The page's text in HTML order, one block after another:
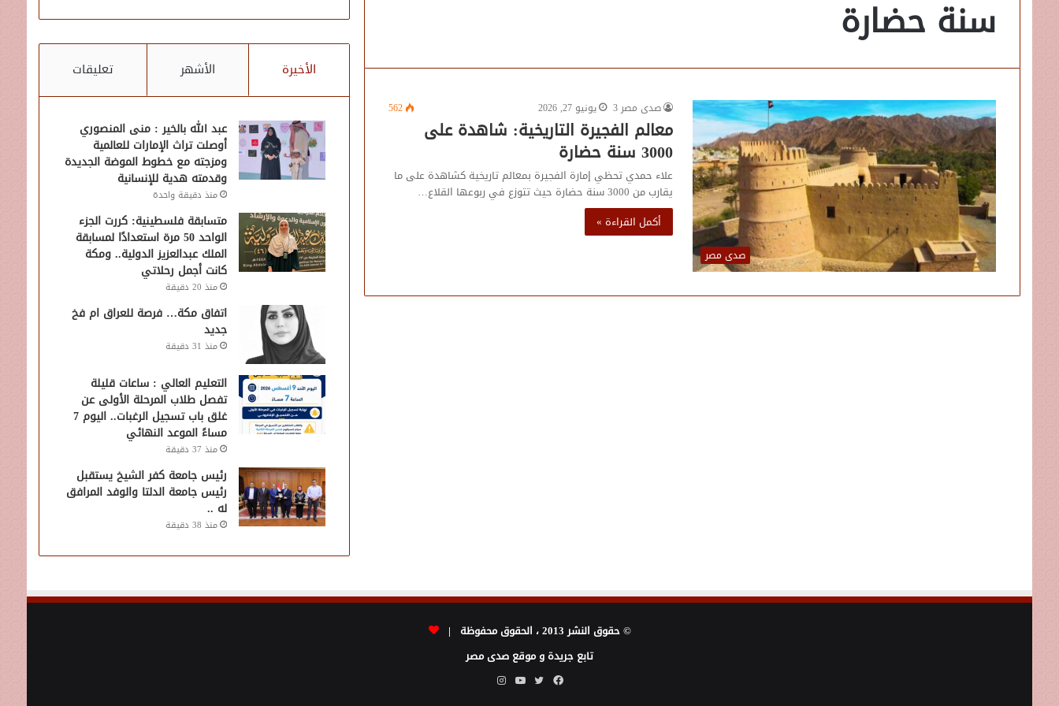
سنة حضارة
صدى مصر
صدى مصر 3 يونيو 27, 2026 562
معالم الفجيرة التاريخية: شاهدة على
3000 سنة حضارة
علاء حمدي تحظي إمارة الفجيرة بمعالم تاريخية كشاهدة على ما
يقارب من 3000 سنة حضارة حيث تتوزع في ربوعها القلاع…
أكمل القراءة »
الأخيرة الأشهر تعليقات
عبد الله بالخير : منى المنصوري
أوصلت تراث الإمارات للعالمية
ومزجته مع خطوط الموضة الجديدة
وقدمته هدية للإنسانية
منذ دقيقة واحدة
متسابقة فلسطينية: كررت الجزء
الواحد 50 مرة استعدادًا لمسابقة
الملك عبدالعزيز الدولية.. ومكة
كانت أجمل رحلاتي
منذ 20 دقيقة
اتفاق مكة… فرصة للعراق ام فخ
جديد
منذ 31 دقيقة
التعليم العالي : ساعات قليلة
تفصل طلاب المرحلة الأولى عن
غلق باب تسجيل الرغبات.. اليوم 7
مساءً الموعد النهائي
منذ 37 دقيقة
رئيس جامعة كفر الشيخ يستقبل
رئيس جامعة الدلتا والوفد المرافق
له ..
منذ 38 دقيقة
© حقوق النشر 2013 ، الحقوق محفوظة |
تابع جريدة و موقع صدى مصر
فيسبوك
تويتريوتيوبانستقرام